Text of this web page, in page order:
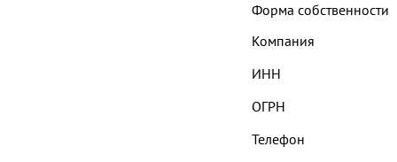
Форма собственности
Компания
ИНН
ОГРН
Телефон